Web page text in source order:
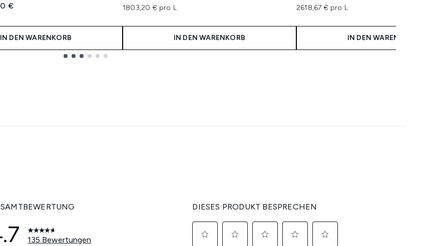
Preisempfehlung:
Preis:
€
IN DEN WARENKORB
1803,20 € pro L
IN DEN WARENKORB
2618,67 € pro L
IN DEN WARENKORB